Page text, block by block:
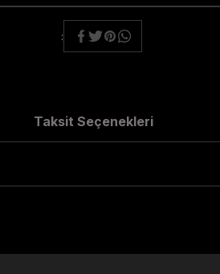
Taksit Seçenekleri